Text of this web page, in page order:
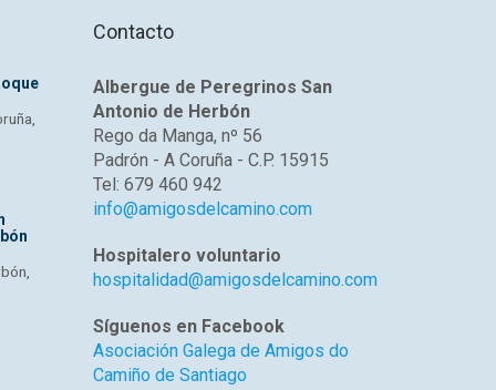
Contacto
Albergue de Peregrinos San
Antonio de Herbón
Rego da Manga, nº 56
Padrón - A Coruña - C.P. 15915
Tel: 679 460 942
info@amigosdelcamino.com
Hospitalero voluntario
hospitalidad@amigosdelcamino.com
Síguenos en Facebook
Asociación Galega de Amigos do
Camiño de Santiago